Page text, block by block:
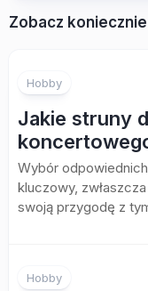
Zobacz koniecznie
Hobby
Jakie struny
Wybór
kluczowy,
swoją przygodę z
Hobby